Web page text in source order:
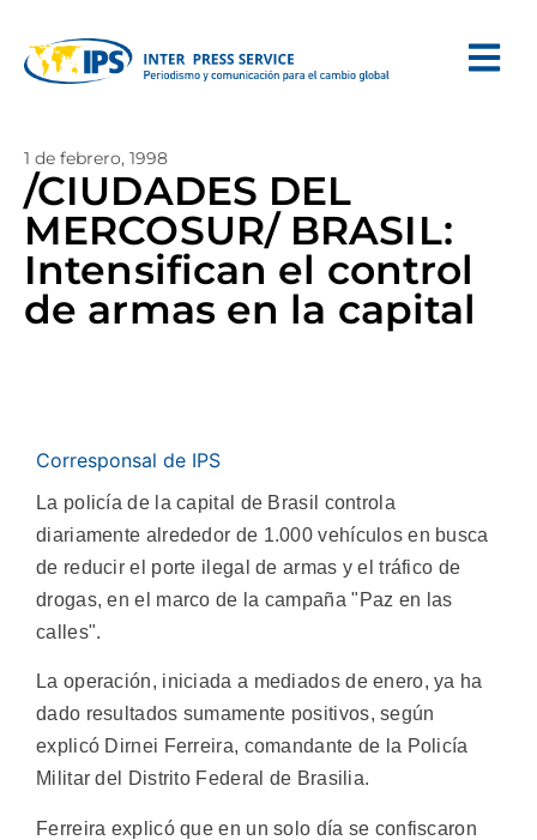
1 de febrero, 1998
/CIUDADES DEL
MERCOSUR/ BRASIL:
Intensifican el control
de armas en la capital
Corresponsal de IPS
La policía de la capital de Brasil controla
diariamente alrededor de 1.000 vehículos en busca
de reducir el porte ilegal de armas y el tráfico de
drogas, en el marco de la campaña "Paz en las
calles".
La operación, iniciada a mediados de enero, ya ha
dado resultados sumamente positivos, según
explicó Dirnei Ferreira, comandante de la Policía
Militar del Distrito Federal de Brasilia.
Ferreira explicó que en un solo día se confiscaron